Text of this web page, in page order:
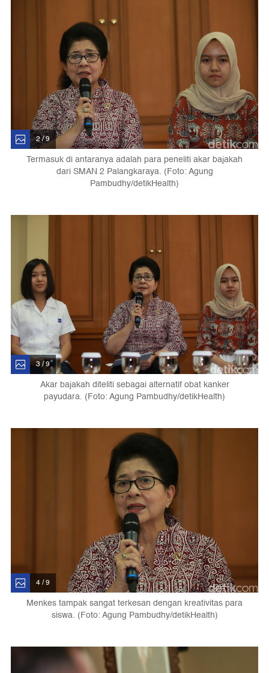
2 / 9
Termasuk di antaranya adalah para peneliti akar bajakah
dari SMAN 2 Palangkaraya. (Foto: Agung
Pambudhy/detikHealth)
3 / 9
Akar bajakah diteliti sebagai alternatif obat kanker
payudara. (Foto: Agung Pambudhy/detikHealth)
4 / 9
Menkes tampak sangat terkesan dengan kreativitas para
siswa. (Foto: Agung Pambudhy/detikHealth)